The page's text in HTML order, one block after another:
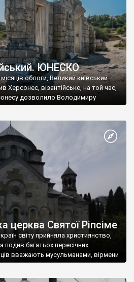
ЮНЕСКО
облоги, Великий київський
Херсонес, візантійське, на той час,
дозволило Володимиру
імператору Василю ІІ, та
став Василем-християнином.
На честь Херсонесу Таврійського
церква Святої Ріпсіме
світу прийняла християнство,
подив багатьох пересічних
вважають мусульманами, вірмени